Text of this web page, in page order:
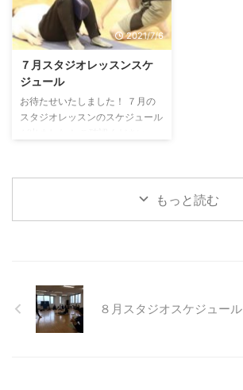
４０〜１２：４０ 費用：５００
円 場所：Bodywork Center
Reveil（札幌市西区琴似２条3丁
申し込みはこちらから ← 戻るご
回答をありがとうございました。
名前(必須) ...
2021/7/6
７月スタジオレッスンスケ
ジュール
お待たせいたしました！ ７月の
スタジオレッスンのスケジュール
希望も承りますのでご気軽にご連
もっと読む
８月スタジオスケジュール